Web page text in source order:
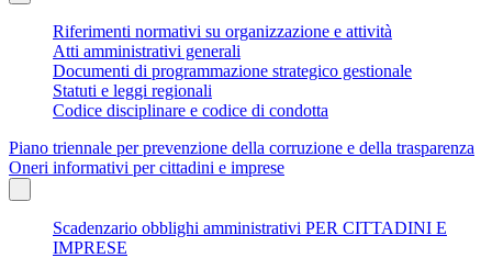
Riferimenti normativi su organizzazione e attività
Atti amministrativi generali
Documenti di programmazione strategico gestionale
Statuti e leggi regionali
Codice disciplinare e codice di condotta
Piano triennale per prevenzione della corruzione e della trasparenza
Oneri informativi per cittadini e imprese
Scadenzario obblighi amministrativi PER CITTADINI E
IMPRESE